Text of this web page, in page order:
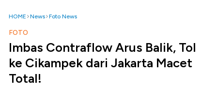
HOME News Foto News
FOTO
Imbas Contraflow Arus Balik, Tol
ke Cikampek dari Jakarta Macet
Total!